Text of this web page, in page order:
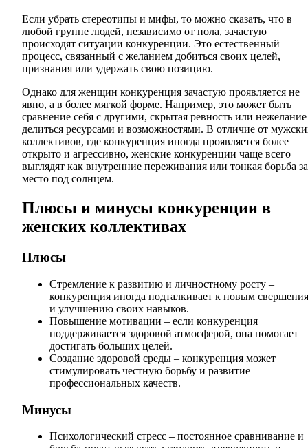
Если убрать стереотипы и мифы, то можно сказать, что в
любой группе людей, независимо от пола, зачастую
происходят ситуации конкуренции. Это естественный
процесс, связанный с желанием добиться своих целей,
признания или удержать свою позицию.
Однако для женщин конкуренция зачастую проявляется не
явно, а в более мягкой форме. Например, это может быть
сравнение себя с другими, скрытая ревность или нежелание
делиться ресурсами и возможностями. В отличие от
коллективов, где конкуренция иногда проявляется более
открыто и агрессивно, женские конкуренции чаще всего
выглядят как внутренние переживания или тонкая борьба за
место под солнцем.
Плюсы и минусы конкуренции в
женских коллективах
Плюсы
Стремление к развитию и личностному росту –
конкуренция иногда подталкивает к новым
и улучшению своих навыков.
Повышение мотивации – если конкуренция
поддерживается здоровой атмосферой, она помогает
достигать больших целей.
Создание здоровой среды – конкуренция может
стимулировать честную борьбу и развитие
профессиональных качеств.
Минусы
Психологический стресс – постоянное сравнивание и